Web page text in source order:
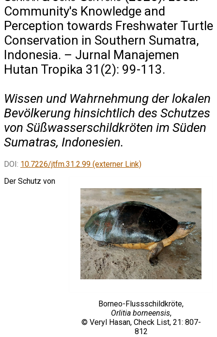
Community's Knowledge and
Perception towards Freshwater Turtle
Conservation in Southern Sumatra,
Indonesia. – Jurnal Manajemen
Hutan Tropika 31(2): 99-113.
Wissen und Wahrnehmung der lokalen
Bevölkerung hinsichtlich des Schutzes
von Süßwasserschildkröten im Süden
Sumatras, Indonesien.
DOI: 10.7226/jtfm.31.2.99 (externer Link)
Borneo-Flussschildkröte,
Orlitia borneensis,
© Veryl Hasan, Check List, 21: 807-
812
Der Schutz von